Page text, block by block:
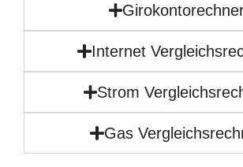
Internet
Strom
Gas